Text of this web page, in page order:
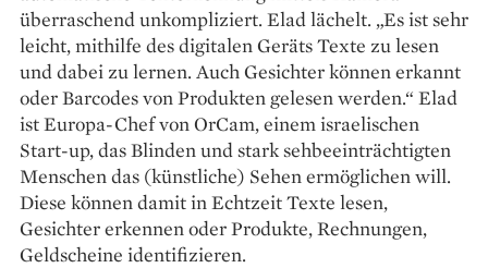
überraschend unkompliziert. Elad lächelt. „Es ist sehr
leicht, mithilfe des digitalen Geräts Texte zu lesen
und dabei zu lernen. Auch Gesichter können erkannt
oder Barcodes von Produkten gelesen werden.“ Elad
ist Europa-Chef von OrCam, einem israelischen
Start-up, das Blinden und stark sehbeeinträchtigten
Menschen das (künstliche) Sehen ermöglichen will.
Diese können damit in Echtzeit Texte lesen,
Gesichter erkennen oder Produkte, Rechnungen,
Geldscheine identifizieren.